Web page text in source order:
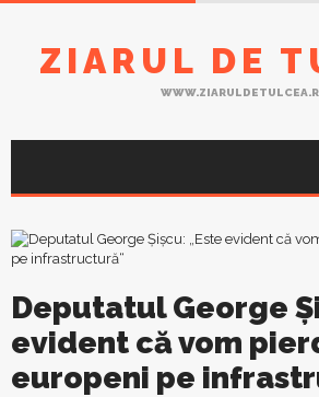
ZIARUL DE
Deputatul George
evident că vom
europeni pe